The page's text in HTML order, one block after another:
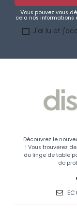
Vous pouvez vous
cela nos
J'ai lu et
Découvrez le
! Vous trouverez
du linge de table
de